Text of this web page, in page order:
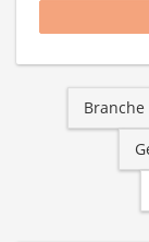
Branche